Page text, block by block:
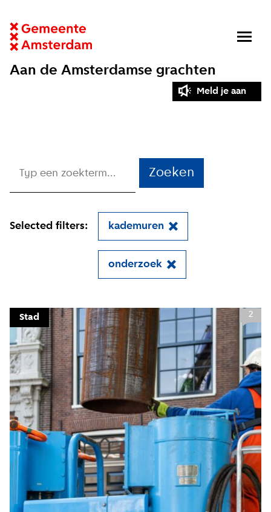
Aan de Amsterdamse grachten
Meld je aan
Zoeken
Selected filters: kademuren
onderzoek
Stad 2